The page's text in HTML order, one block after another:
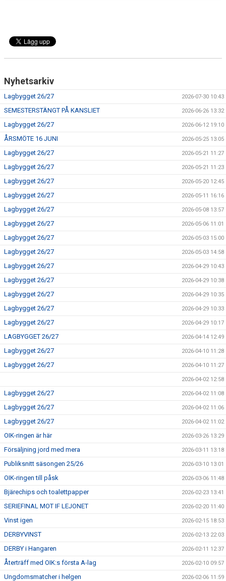
Nyhetsarkiv
Lagbygget 26/27 2026-07-30 10:43
SEMESTERSTÄNGT PÅ KANSLIET 2026-06-26 13:32
Lagbygget 26/27 2026-06-12 19:10
ÅRSMÖTE 16 JUNI 2026-05-25 13:05
Lagbygget 26/27 2026-05-21 11:27
Lagbygget 26/27 2026-05-21 11:23
Lagbygget 26/27 2026-05-20 12:45
Lagbygget 26/27 2026-05-11 16:16
Lagbygget 26/27 2026-05-08 13:57
Lagbygget 26/27 2026-05-06 11:01
Lagbygget 26/27 2026-05-03 15:00
Lagbygget 26/27 2026-05-03 14:58
Lagbygget 26/27 2026-04-29 10:43
Lagbygget 26/27 2026-04-29 10:38
Lagbygget 26/27 2026-04-29 10:35
Lagbygget 26/27 2026-04-29 10:33
Lagbygget 26/27 2026-04-29 10:17
LAGBYGGET 26/27 2026-04-14 12:49
Lagbygget 26/27 2026-04-10 11:28
Lagbygget 26/27 2026-04-10 11:27
2026-04-02 12:58
Lagbygget 26/27 2026-04-02 11:08
Lagbygget 26/27 2026-04-02 11:06
Lagbygget 26/27 2026-04-02 11:02
OIK-ringen är här 2026-03-26 13:29
Försäljning jord med mera 2026-03-11 13:18
Publiksnitt säsongen 25/26 2026-03-10 13:01
OIK-ringen till påsk 2026-03-06 11:48
Bjärechips och toalettpapper 2026-02-23 13:41
SERIEFINAL MOT IF LEJONET 2026-02-20 11:40
Vinst igen 2026-02-15 18:53
DERBYVINST 2026-02-13 22:03
DERBY i Hangaren 2026-02-11 12:37
Återträff med OIK:s första A-lag 2026-02-10 09:57
Ungdomsmatcher i helgen 2026-02-06 11:59